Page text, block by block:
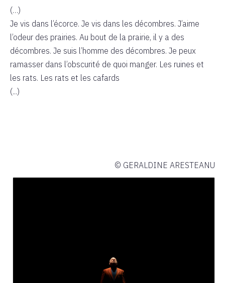
(…)
Je vis dans l’écorce. Je vis dans les décombres. J’aime
l’odeur des prairies. Au bout de la prairie, il y a des
décombres. Je suis l’homme des décombres. Je peux
ramasser dans l’obscurité de quoi manger. Les ruines et
les rats. Les rats et les cafards
(...)
© GERALDINE ARESTEANU